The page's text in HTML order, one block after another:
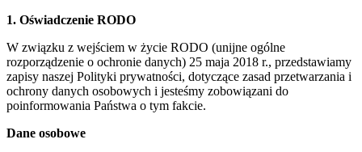
1. Oświadczenie RODO
W związku z wejściem w życie RODO (unijne ogólne
rozporządzenie o ochronie danych) 25 maja 2018 r., przedstawiamy
zapisy naszej Polityki prywatności, dotyczące zasad przetwarzania i
ochrony danych osobowych i jesteśmy zobowiązani do
poinformowania Państwa o tym fakcie.
Dane osobowe